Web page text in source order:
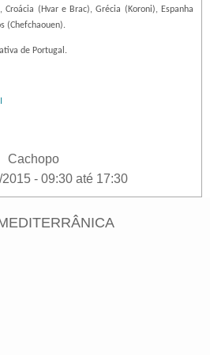
Croácia (Hvar e Brac), Grécia (Koroni), Espanha
(Chefchaouen).
de Portugal.
Cachopo
- 09:30 até 17:30